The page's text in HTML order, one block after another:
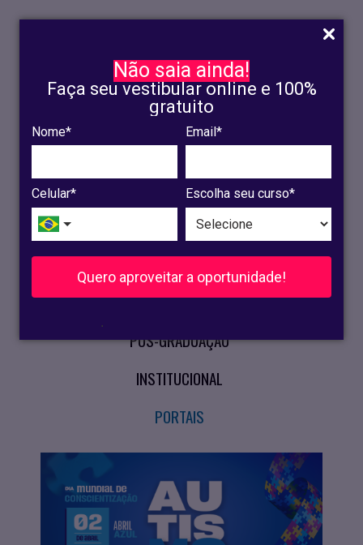
Não saia ainda!
Faça seu vestibular online e 100%
gratuito
Nome* Email*
Celular* Escolha seu curso*
Quero aproveitar a oportunidade!
.
INSCRIÇÃO
OLINDA
RECIFE
VESTIBULAR
CURSOS PRESENCIAIS
PÓS-GRADUAÇÃO
INSTITUCIONAL
PORTAIS